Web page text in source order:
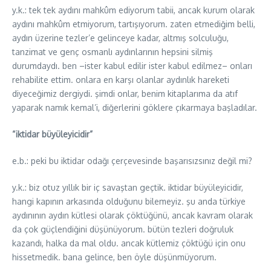
y.k.: tek tek aydını mahkûm ediyorum tabii, ancak kurum olarak
aydını mahkûm etmiyorum, tartışıyorum. zaten etmediğim belli,
aydın üzerine tezler’e gelinceye kadar, altmış solculuğu,
tanzimat ve genç osmanlı aydınlarının hepsini silmiş
durumdaydı. ben –ister kabul edilir ister kabul edilmez– onları
rehabilite ettim. onlara en karşı olanlar aydınlık hareketi
diyeceğimiz dergiydi. şimdi onlar, benim kitaplarıma da atıf
yaparak namık kemal’i, diğerlerini göklere çıkarmaya başladılar.
“iktidar büyüleyicidir”
e.b.: peki bu iktidar odağı çerçevesinde başarısızsınız değil mi?
y.k.: biz otuz yıllık bir iç savaştan geçtik. iktidar büyüleyicidir,
hangi kapının arkasında olduğunu bilemeyiz. şu anda türkiye
aydınının aydın kütlesi olarak çöktüğünü, ancak kavram olarak
da çok güçlendiğini düşünüyorum. bütün tezleri doğruluk
kazandı, halka da mal oldu. ancak kütlemiz çöktüğü için onu
hissetmedik. bana gelince, ben öyle düşünmüyorum.